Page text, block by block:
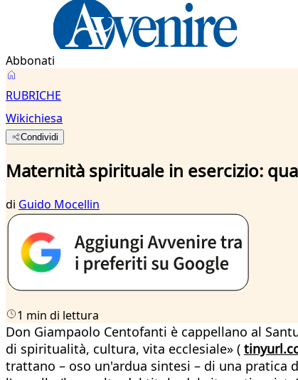
Abbonati
RUBRICHE
Wikichiesa
Condividi
Maternità spirituale in esercizio:
di Guido Mocellin
1 min di lettura
Don Giampaolo Centofanti è cappellano al
di spiritualità, cultura, vita ecclesiale» (
trattano – oso un'ardua sintesi – di una pratica